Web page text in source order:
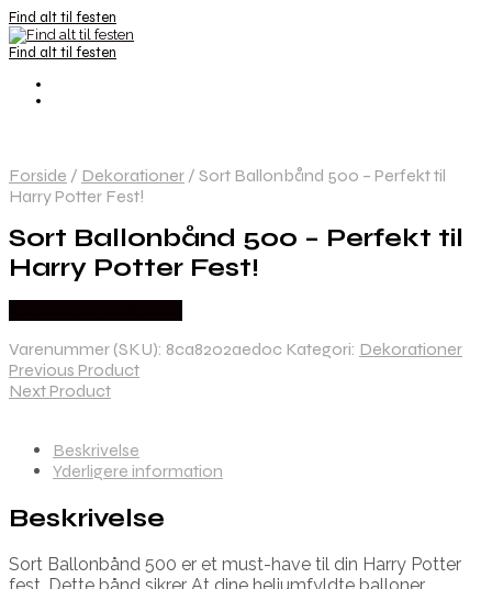
Find alt til festen
Find alt til festen
Forside / Dekorationer / Sort Ballonbånd 500 – Perfekt til
Harry Potter Fest!
Sort Ballonbånd 500 – Perfekt til
Harry Potter Fest!
Varenummer (SKU): 8ca8202aed0c Kategori: Dekorationer
Previous Product
Next Product
Beskrivelse
Yderligere information
Beskrivelse
Sort Ballonbånd 500 er et must-have til din Harry Potter